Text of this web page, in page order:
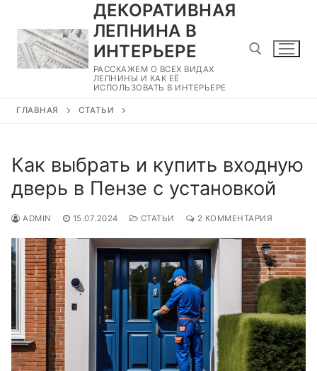
содержимому
ДЕКОРАТИВНАЯ
ЛЕПНИНА В
ИНТЕРЬЕРЕ
РАССКАЖЕМ О ВСЕХ ВИДАХ
ЛЕПНИНЫ И КАК ЕЁ
ИСПОЛЬЗОВАТЬ В ИНТЕРЬЕРЕ
ГЛАВНАЯ СТАТЬИ
Как выбрать и купить входную
дверь в Пензе с установкой
ADMIN 15.07.2024 СТАТЬИ 2 КОММЕНТАРИЯ